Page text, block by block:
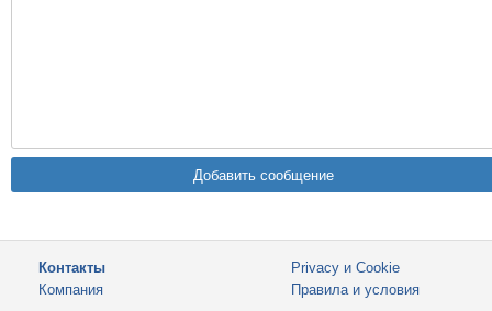
Контакты
Компания
Privacy и Cookie
Правила и условия